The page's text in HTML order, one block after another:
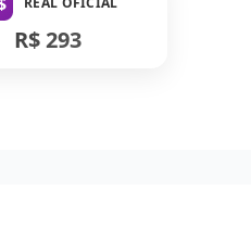
R$ 293